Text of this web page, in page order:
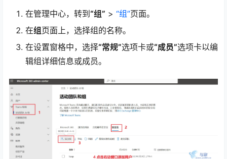
在管理中心，转到“组” > “组”页面。
在组页面上，选择组的名称。
在设置窗格中，选择“常规”选项卡或“成员”选项卡以编
辑组详细信息或成员。